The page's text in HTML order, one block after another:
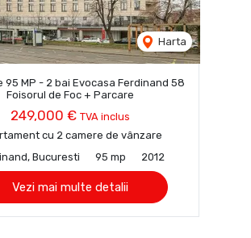
Harta
95 MP - 2 bai Evocasa Ferdinand 58
Foisorul de Foc + Parcare
249,000 € TVA inclus
cu 2 camere de vânzare
Bucuresti
95 mp 2012
Vezi mai multe detalii